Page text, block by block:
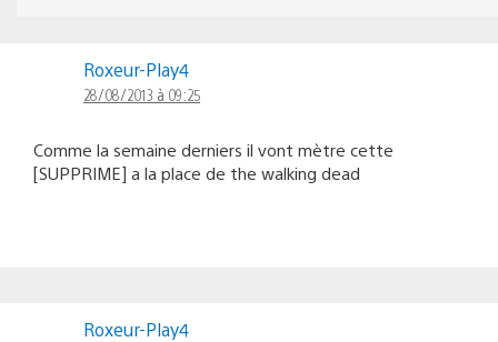
Roxeur-Play4
28/08/2013 à 09:25
Comme la semaine derniers il vont mètre cette
[SUPPRIME] a la place de the walking dead
Roxeur-Play4